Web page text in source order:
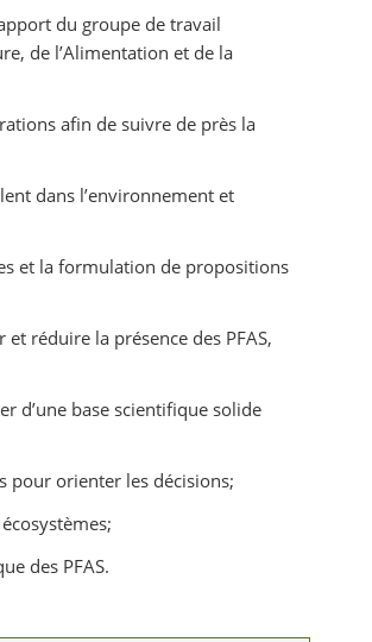
du groupe de travail
de l’Alimentation et de la
afin de suivre de près la
dans l’environnement et
et la formulation de propositions
réduire la présence des PFAS,
d’une base scientifique solide
pour orienter les décisions;
des PFAS.